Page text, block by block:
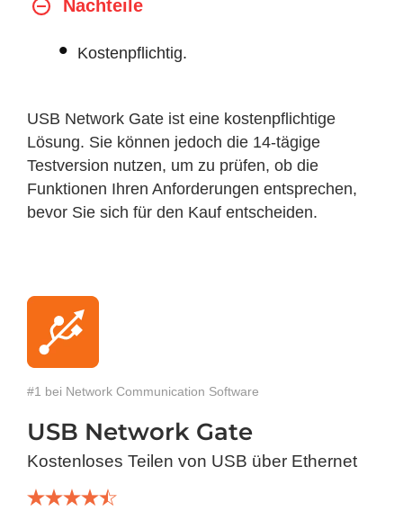
Nachteile
Kostenpflichtig.
USB Network Gate ist eine kostenpflichtige
Lösung. Sie können jedoch die 14-tägige
Testversion nutzen, um zu prüfen, ob die
Funktionen Ihren Anforderungen entsprechen,
bevor Sie sich für den Kauf entscheiden.
#1 bei Network Communication Software
USB Network Gate
Kostenloses Teilen von USB über Ethernet